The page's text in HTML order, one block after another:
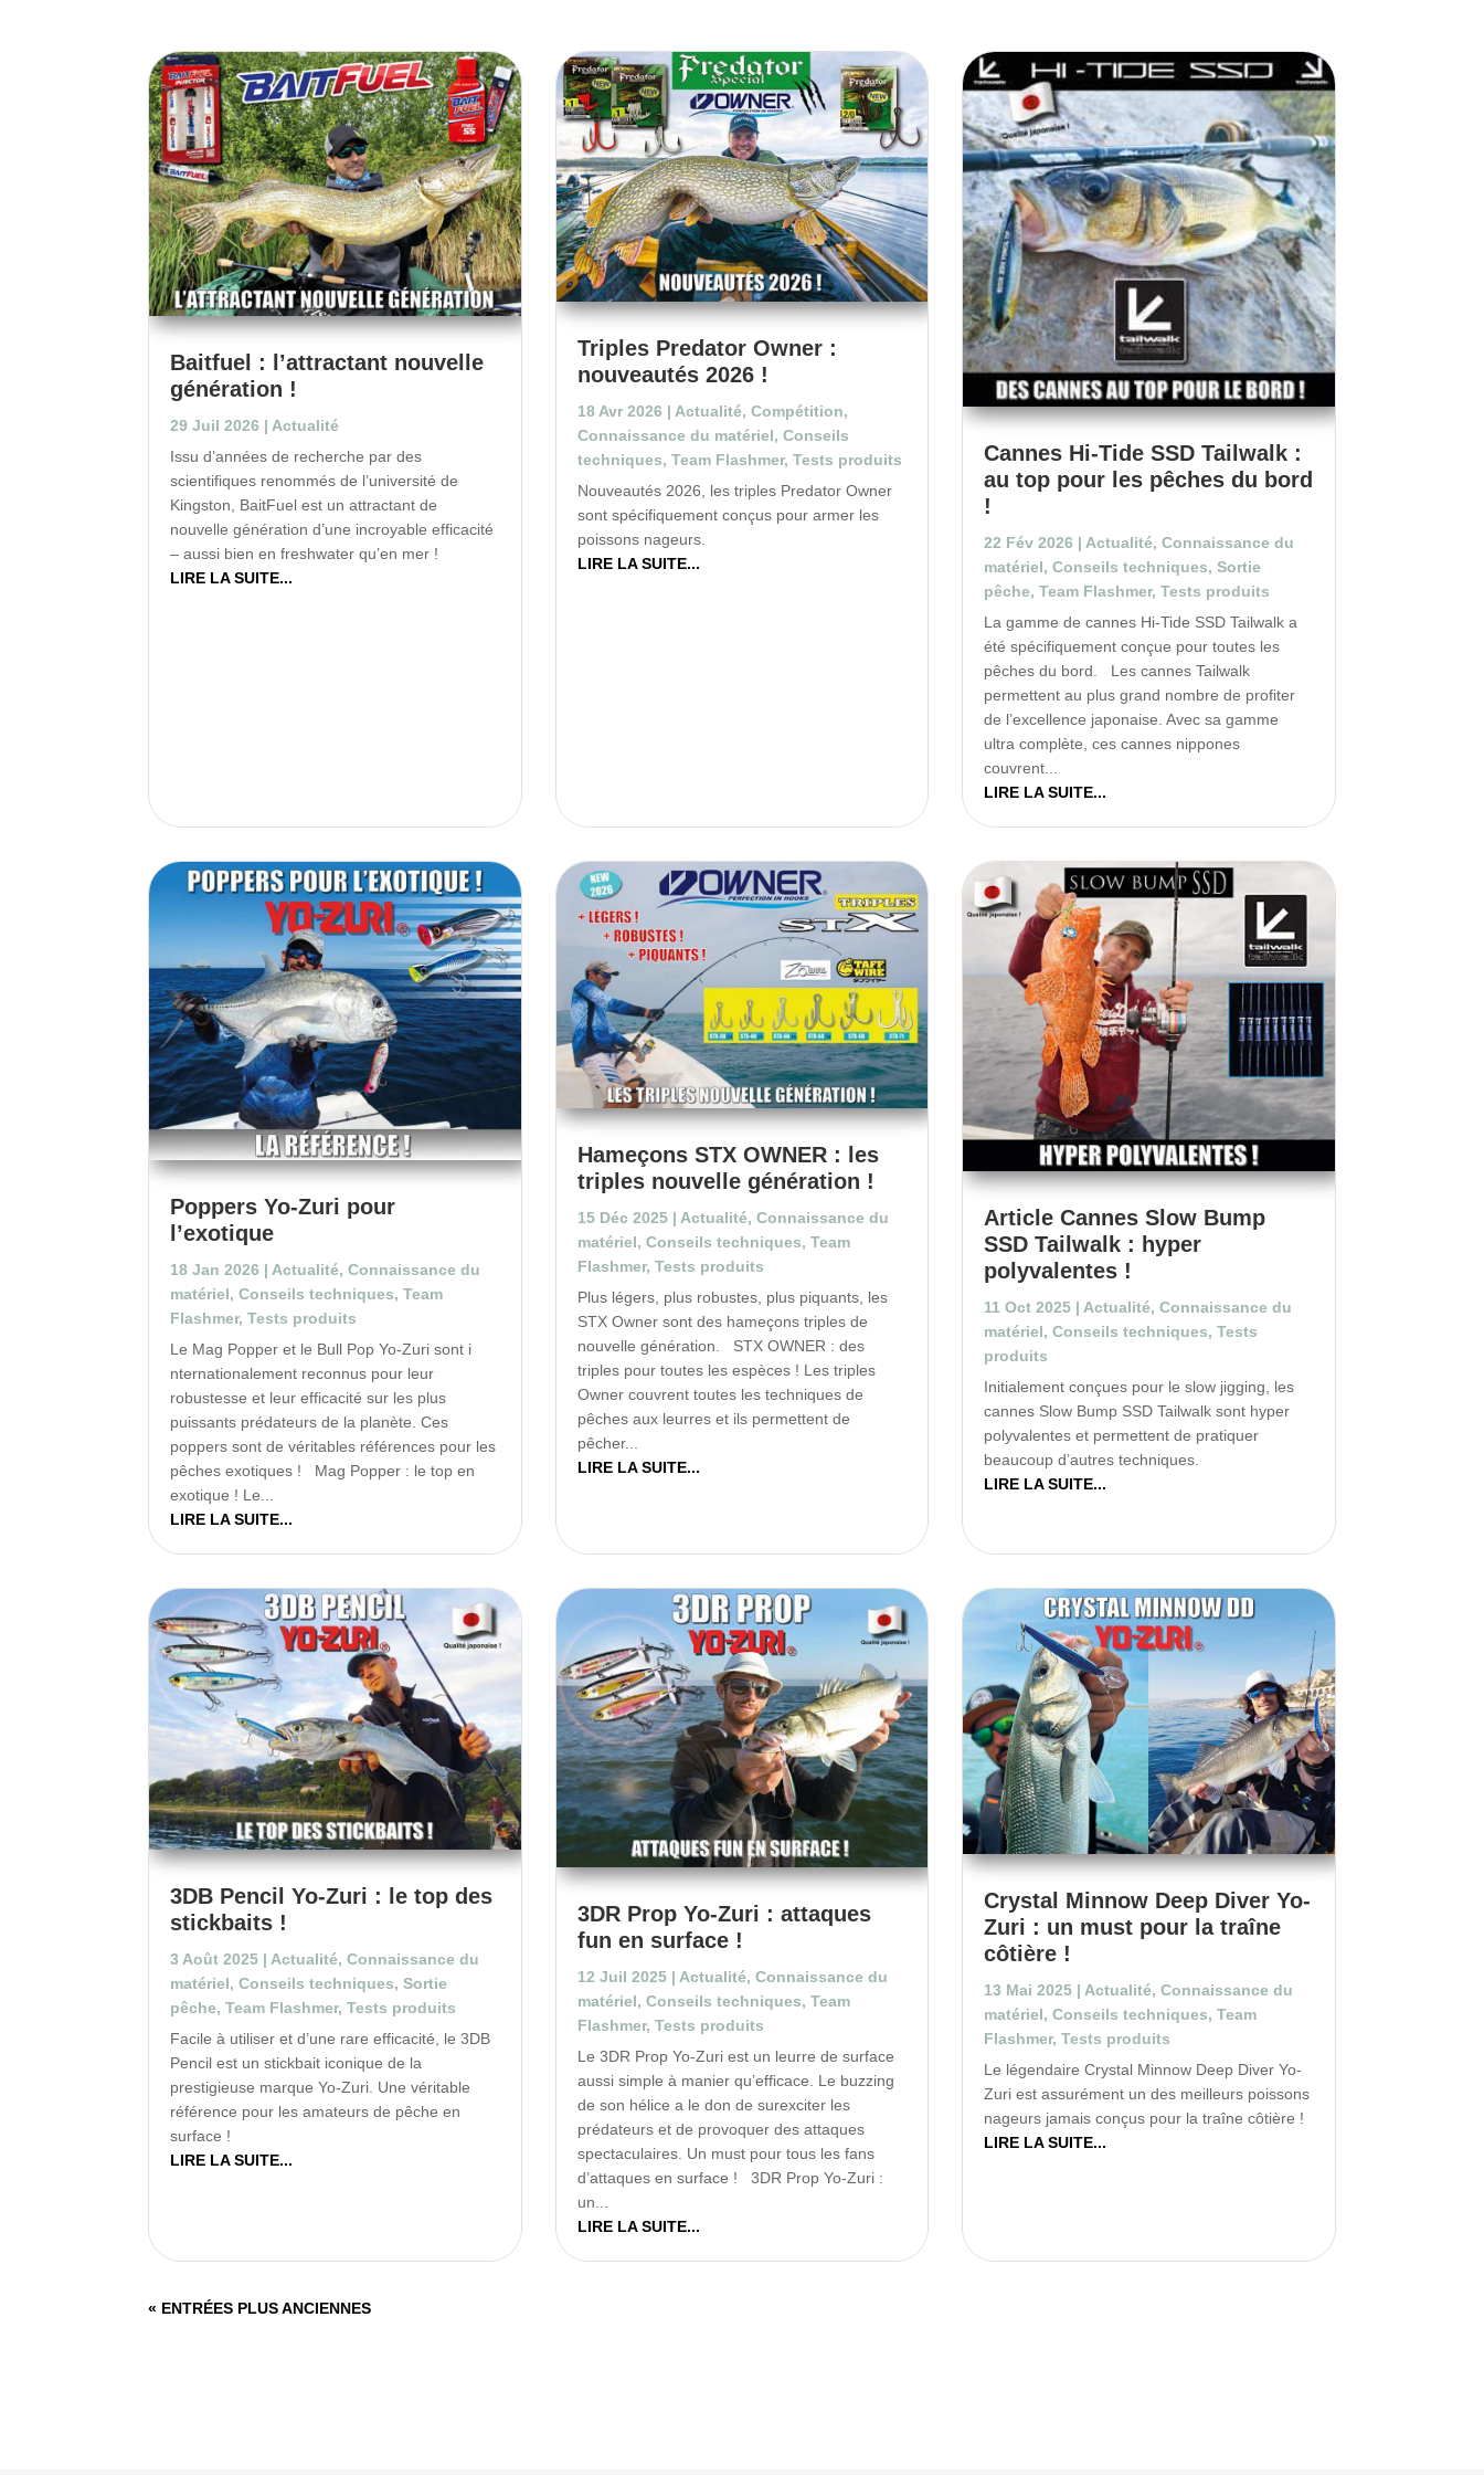
Baitfuel : l’attractant nouvelle
génération !
29 Juil 2026 |Actualité
Issu d’années de recherche par des
scientifiques renommés de l’université de
Kingston, BaitFuel est un attractant de
nouvelle génération d’une incroyable efficacité
– aussi bien en freshwater qu’en mer !
LIRE LA SUITE...
Triples Predator Owner :
nouveautés 2026 !
18 Avr 2026 | Actualité, Compétition,
Connaissance du matériel, Conseils
techniques, Team Flashmer, Tests produits
Nouveautés 2026, les triples Predator Owner
sont spécifiquement conçus pour armer les
poissons nageurs.
LIRE LA SUITE...
Cannes Hi-Tide SSD Tailwalk :
au top pour les pêches du bord
!
22 Fév 2026 | Actualité,Connaissance du
matériel,Conseils techniques,Sortie
pêche,Team Flashmer,Tests produits
La gamme de cannes Hi-Tide SSD Tailwalk a
été spécifiquement conçue pour toutes les
pêches du bord. Les cannes Tailwalk
permettent au plus grand nombre de profiter
de l’excellence japonaise. Avec sa gamme
ultra complète, ces cannes nippones
couvrent...
LIRE LA SUITE...
Poppers Yo-Zuri pour
l’exotique
18 Jan 2026 | Actualité,Connaissance du
matériel,Conseils techniques,Team
Flashmer,Tests produits
Le Mag Popper et le Bull Pop Yo-Zuri sont i
nternationalement reconnus pour leur
robustesse et leur efficacité sur les plus
puissants prédateurs de la planète. Ces
poppers sont de véritables références pour les
pêches exotiques ! Mag Popper : le top en
exotique ! Le...
LIRE LA SUITE...
Hameçons STX OWNER : les
triples nouvelle génération !
15 Déc 2025| Actualité, Connaissance du
matériel, Conseils techniques, Team
Flashmer, Tests produits
Plus légers, plus robustes, plus piquants, les
STX Owner sont des hameçons triples de
nouvelle génération. STX OWNER : des
triples pour toutes les espèces ! Les triples
Owner couvrent toutes les techniques de
pêches aux leurres et ils permettent de
pêcher...
LIRE LA SUITE...
Article Cannes Slow Bump
SSD Tailwalk : hyper
polyvalentes !
11 Oct 2025 | Actualité,Connaissance du
matériel,Conseils techniques,Tests
produits
Initialement conçues pour le slow jigging, les
cannes Slow Bump SSD Tailwalk sont hyper
polyvalentes et permettent de pratiquer
beaucoup d’autres techniques.
LIRE LA SUITE...
3DB Pencil Yo-Zuri : le top des
stickbaits !
3 Août 2025 | Actualité,Connaissance du
matériel,Conseils techniques,Sortie
pêche,Team Flashmer,Tests produits
Facile à utiliser et d’une rare efficacité, le 3DB
Pencil est un stickbait iconique de la
prestigieuse marque Yo-Zuri. Une véritable
référence pour les amateurs de pêche en
surface !
LIRE LA SUITE...
3DR Prop Yo-Zuri : attaques
fun en surface !
12 Juil 2025| Actualité, Connaissance du
matériel, Conseils techniques, Team
Flashmer, Tests produits
Le 3DR Prop Yo-Zuri est un leurre de surface
aussi simple à manier qu’efficace. Le buzzing
de son hélice a le don de surexciter les
prédateurs et de provoquer des attaques
spectaculaires. Un must pour tous les fans
d’attaques en surface ! 3DR Prop Yo-Zuri :
un...
LIRE LA SUITE...
Crystal Minnow Deep Diver Yo-
Zuri : un must pour la traîne
côtière !
13 Mai 2025 | Actualité,Connaissance du
matériel,Conseils techniques,Team
Flashmer,Tests produits
Le légendaire Crystal Minnow Deep Diver Yo-
Zuri est assurément un des meilleurs poissons
nageurs jamais conçus pour la traîne côtière !
LIRE LA SUITE...
« ENTRÉES PLUS ANCIENNES